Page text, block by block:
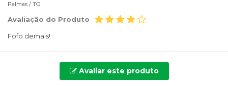
Palmas / TO
Avaliação do Produto
Fofo demais!
Avaliar este produto